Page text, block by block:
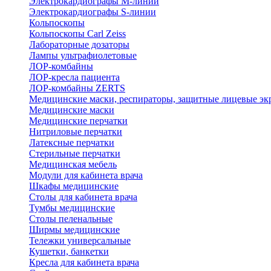
Электрокардиографы S-линии
Кольпоскопы
Кольпоскопы Carl Zeiss
Лабораторные дозаторы
Лампы ультрафиолетовые
ЛОР-комбайны
ЛОР-кресла пациента
ЛОР-комбайны ZERTS
Медицинские маски, респираторы, защитные лицевые
Медицинские маски
Медицинские перчатки
Нитриловые перчатки
Латексные перчатки
Стерильные перчатки
Медицинская мебель
Модули для кабинета врача
Шкафы медицинские
Столы для кабинета врача
Тумбы медицинские
Столы пеленальные
Ширмы медицинские
Тележки универсальные
Кушетки, банкетки
Кресла для кабинета врача